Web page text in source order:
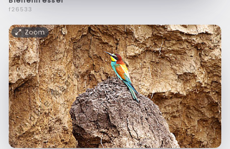
f26533
Zoom